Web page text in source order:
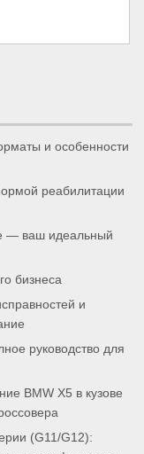
и особенности
реабилитации
— ваш идеальный
бизнеса
и
руководство для
BMW X5 в кузове
(G11/G12):